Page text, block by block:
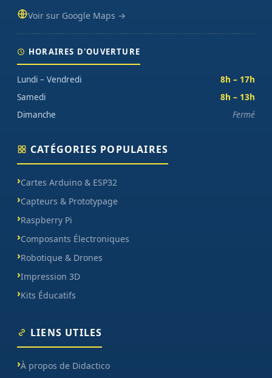
Voir sur Google Maps →
HORAIRES D'OUVERTURE
Lundi – Vendredi
8h – 17h
Samedi
8h – 13h
Dimanche
Fermé
CATÉGORIES POPULAIRES
Cartes Arduino & ESP32
Capteurs & Prototypage
Raspberry Pi
Composants Électroniques
Robotique & Drones
Impression 3D
Kits Éducatifs
LIENS UTILES
À propos de Didactico